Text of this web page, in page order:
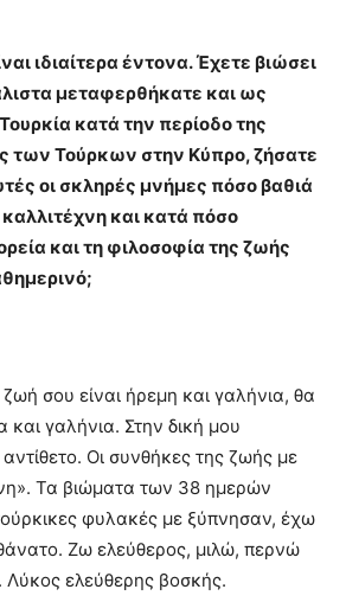
ιδιαίτερα έντονα. Έχετε βιώσει
μεταφερθήκατε και ως
κατά την περίοδο της
των Τούρκων στην Κύπρο, ζήσατε
οι σκληρές μνήμες πόσο βαθιά
και κατά πόσο
και τη φιλοσοφία της ζωής
σου είναι ήρεμη και γαλήνια, θα
και γαλήνια. Στην δική μου
αντίθετο. Οι συνθήκες της ζωής με
Τα βιώματα των 38 ημερών
φυλακές με ξύπνησαν, έχω
Ζω ελεύθερος, μιλώ, περνώ
Λύκος ελεύθερης βοσκής.